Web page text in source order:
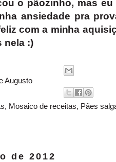
o pãozinho, mas
ansiedade pra
com a minha
nela :)
Augusto
, Mosaico de receitas, Pães
de 2012